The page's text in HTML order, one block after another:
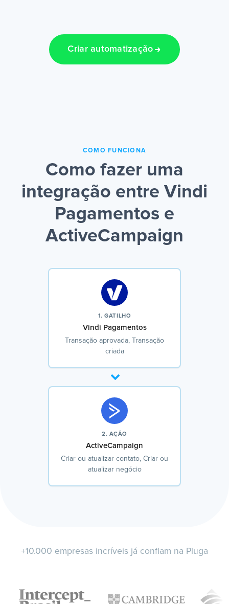
Criar automatização
COMO FUNCIONA
Como fazer uma
integração entre Vindi
Pagamentos e
ActiveCampaign
1. GATILHO
Vindi Pagamentos
Transação aprovada, Transação
criada
2. AÇÃO
ActiveCampaign
Criar ou atualizar contato, Criar ou
atualizar negócio
+10.000 empresas incríveis já confiam na Pluga